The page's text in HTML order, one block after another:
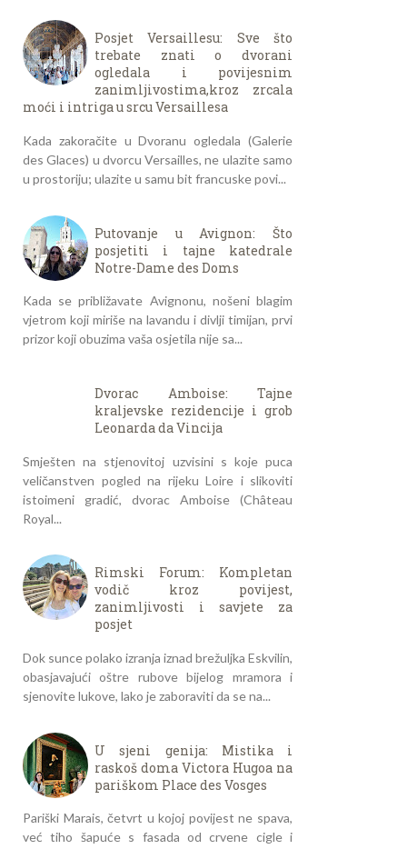
Posjet Versaillesu: Sve što
trebate znati o dvorani
ogledala i povijesnim
zanimljivostima,kroz zrcala
moći i intriga u srcu Versaillesa
Kada zakoračite u Dvoranu ogledala (Galerie
des Glaces) u dvorcu Versailles, ne ulazite samo
u prostoriju; ulazite u samu bit francuske povi...
Putovanje u Avignon: Što
posjetiti i tajne katedrale
Notre-Dame des Doms
Kada se približavate Avignonu, nošeni blagim
vjetrom koji miriše na lavandu i divlji timijan, prvi
prizor koji obuzima vaša osjetila nije sa...
Dvorac Amboise: Tajne
kraljevske rezidencije i grob
Leonarda da Vincija
Smješten na stjenovitoj uzvisini s koje puca
veličanstven pogled na rijeku Loire i slikoviti
istoimeni gradić, dvorac Amboise (Château
Royal...
Rimski Forum: Kompletan
vodič kroz povijest,
zanimljivosti i savjete za
posjet
Dok sunce polako izranja iznad brežuljka Eskvilin,
obasjavajući oštre rubove bijelog mramora i
sjenovite lukove, lako je zaboraviti da se na...
U sjeni genija: Mistika i
raskoš doma Victora Hugoa na
pariškom Place des Vosges
Pariški Marais, četvrt u kojoj povijest ne spava,
već tiho šapuće s fasada od crvene cigle i